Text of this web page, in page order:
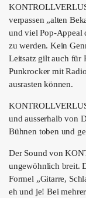
ÜBER
SHOP
verpassen „alten
und viel Pop-Appeal
zu werden. Kein
Leitsatz gilt auch für
Punkrocker mit
ausrasten können.
und ausserhalb von
Bühnen toben und
Der Sound von
ungewöhnlich breit.
Formel „Gitarre,
eh und je! Bei